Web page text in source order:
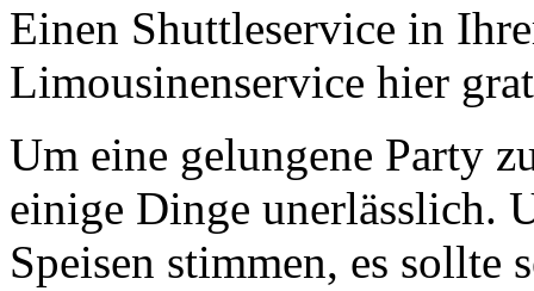
Einen Shuttleservice in
Limousinenservice hier
Um eine gelungene Party
einige Dinge unerlässlich.
Speisen stimmen, es sollte